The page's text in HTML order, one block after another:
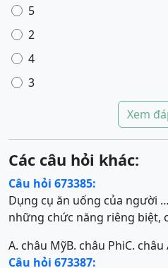
5
2
4
3
Xem
Các câu hỏi khác:
Câu hỏi 673385:
Dụng cụ ăn uống của
những chức năng riêng biệt,
A. châu MỹB. châu PhiC. châu
Câu hỏi 673387: